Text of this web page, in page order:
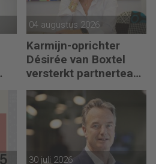
04 augustus 2026
Karmijn-oprichter
Désirée van Boxtel
versterkt partnerteam
CFO Capabel
30 juli 2026